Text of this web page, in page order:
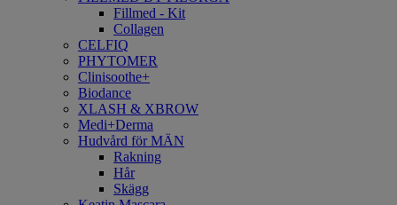
Fillmed - Kit
Collagen
CELFIQ
PHYTOMER
Clinisoothe+
Biodance
XLASH & XBROW
Medi+Derma
Hudvård för MÄN
Rakning
Hår
Skägg